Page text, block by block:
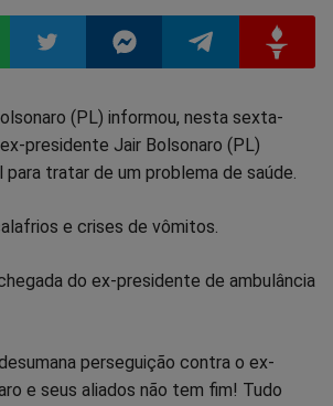
Compartilhar
no
Twitter
Compartilhar
no
Messenger
Compartilhar
no
Telegram
no
(PL) informou, nesta sexta-
presidente Jair Bolsonaro (PL)
tratar de um problema de saúde.
e crises de vômitos.
do ex-presidente de ambulância
perseguição contra o ex-
e seus aliados não tem fim! Tudo